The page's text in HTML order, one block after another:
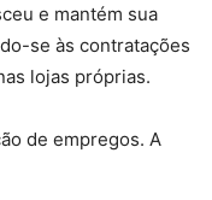
e mantém sua
se às contratações
lojas próprias.
de empregos. A